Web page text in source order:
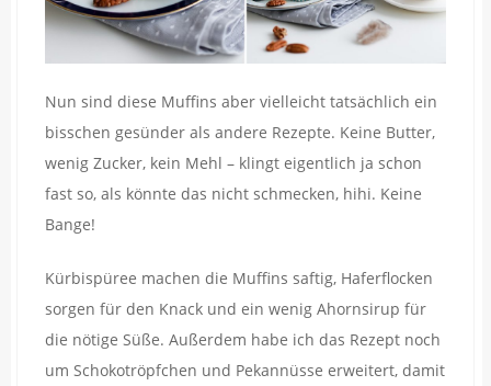
Nun sind diese Muffins aber vielleicht tatsächlich ein
bisschen gesünder als andere Rezepte. Keine Butter,
wenig Zucker, kein Mehl – klingt eigentlich ja schon
fast so, als könnte das nicht schmecken, hihi. Keine
Bange!
Kürbispüree machen die Muffins saftig, Haferflocken
sorgen für den Knack und ein wenig Ahornsirup für
die nötige Süße. Außerdem habe ich das Rezept noch
um Schokotröpfchen und Pekannüsse erweitert, damit